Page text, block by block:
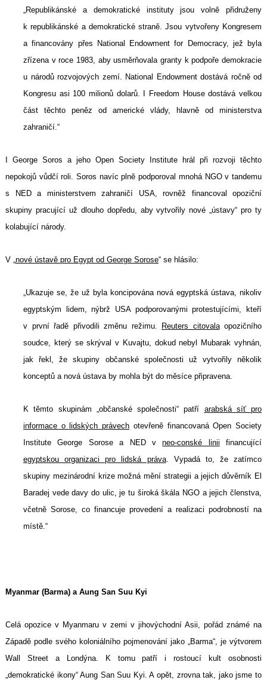
„Republikánské a demokratické instituty jsou volně přidruženy
k republikánské a demokratické straně. Jsou vytvořeny Kongresem
a financovány přes National Endowment for Democracy, jež byla
zřízena v roce 1983, aby usměrňovala granty k podpoře demokracie
u národů rozvojových zemí. National Endowment dostává ročně od
Kongresu asi 100 milionů dolarů. I Freedom House dostává velkou
část těchto peněz od americké vlády, hlavně od ministerstva
zahraničí.“
I George Soros a jeho Open Society Institute hrál při rozvoji těchto
nepokojů vůdčí roli. Soros navíc plně podporoval mnohá NGO v tandemu
s NED a ministerstvem zahraničí USA, rovněž financoval opoziční
skupiny pracující už dlouho dopředu, aby vytvořily nové „ústavy“ pro ty
kolabující národy.
V „nové ústavě pro Egypt od George Sorose“ se hlásilo:
„Ukazuje se, že už byla koncipována nová egyptská ústava, nikoliv
egyptským lidem, nýbrž USA podporovanými protestujícími, kteří
v první řadě přivodili změnu režimu.
Reuters citovalaopozičního
soudce, který se skrýval v Kuvajtu, dokud nebyl Mubarak vyhnán,
jak řekl, že skupiny občanské společnosti už vytvořily několik
konceptů a nová ústava by mohla být do měsíce připravena.
K těmto skupinám „občanské společnosti“ patří arabská síť pro
informace o lidských právech otevřeně financovaná Open Society
Institute George Sorose a NED vneo-conské linii financující
egyptskou organizaci pro lidská práva. Vypadá to, že zatímco
skupiny mezinárodní krize možná mění strategii a jejich důvěrník El
Baradej vede davy do ulic, je tu široká škála NGO a jejich členstva,
včetně Sorose, co financuje provedení a realizaci podrobností na
místě.“
Myanmar (Barma) a Aung San Suu Kyi
Celá opozice v Myanmaru v zemi v jihovýchodní Asii, pořád známé na
Západě podle svého koloniálního pojmenování jako „Barma“, je výtvorem
Wall Street a Londýna. K tomu patří i rostoucí kult osobnosti
„demokratické ikony“ Aung San Suu Kyi. A opět, zrovna tak, jako jsme to